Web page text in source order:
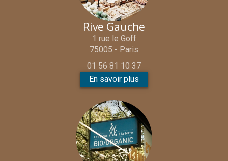
Rive Gauche
1 rue le Goff
75005 - Paris
01 56 81 10 37
En savoir plus